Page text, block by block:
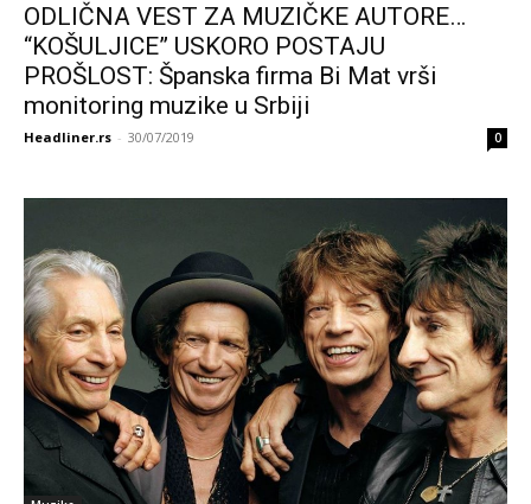
ODLIČNA VEST ZA MUZIČKE AUTORE…
“KOŠULJICE” USKORO POSTAJU
PROŠLOST: Španska firma Bi Mat vrši
monitoring muzike u Srbiji
Headliner.rs - 30/07/2019 0